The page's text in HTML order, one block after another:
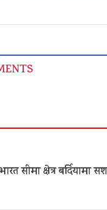
सीमा क्षेत्र बर्दियामा